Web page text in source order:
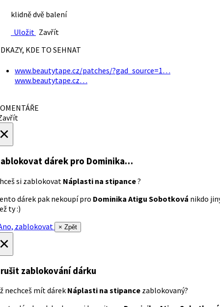
klidně dvě balení
Uložit Zavřít
KDE TO SEHNAT
www.beautytape.cz/patches/?gad_source=1…
www.beautytape.cz…
dárek pro Dominika…
si zablokovat Náplasti na stipance?
dárek pak nekoupí pro Dominika Atigu Sobotková nikdo
ty :)
zablokovat
× Zpět
zablokování dárku
nechceš mít dárek Náplasti na stipance zablokovaný?